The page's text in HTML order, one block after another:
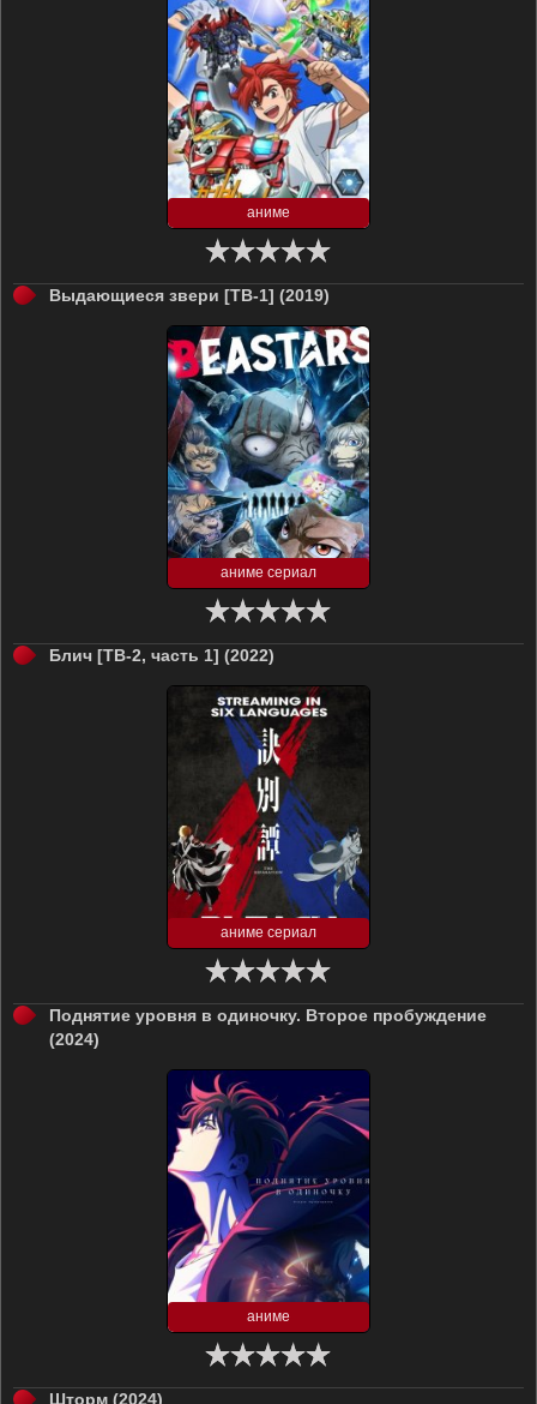
аниме
Выдающиеся звери [ТВ-1] (2019)
аниме сериал
Блич [ТВ-2, часть 1] (2022)
аниме сериал
Поднятие уровня в одиночку. Второе пробуждение
(2024)
аниме
Шторм (2024)